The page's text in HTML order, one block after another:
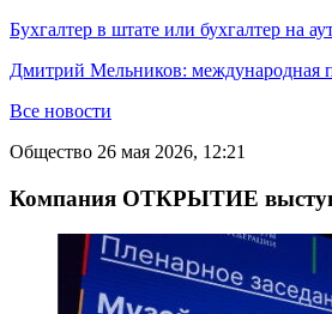
Бухгалтер в штате или бухгалтер на
Дмитрий Мельников: международная
Все новости
Общество 26 мая 2026, 12:21
Компания ОТКРЫТИЕ